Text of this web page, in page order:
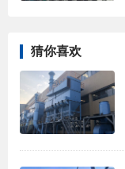
猜你喜欢